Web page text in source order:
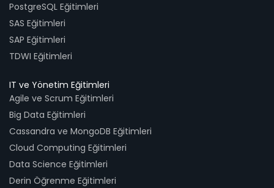
PostgreSQL Eğitimleri
SAS Eğitimleri
SAP Eğitimleri
TDWI Eğitimleri
IT ve Yönetim Eğitimleri
Agile ve Scrum Eğitimleri
Big Data Eğitimleri
Cassandra ve MongoDB Eğitimleri
Cloud Computing Eğitimleri
Data Science Eğitimleri
Derin Öğrenme Eğitimleri